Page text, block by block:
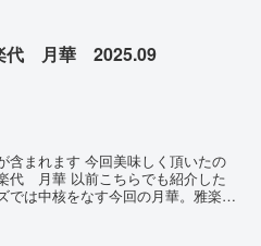
代 月華 2025.09
含まれます 今回美味しく頂いたの
代 月華 以前こちらでも紹介した
は中核をなす今回の月華。雅楽代